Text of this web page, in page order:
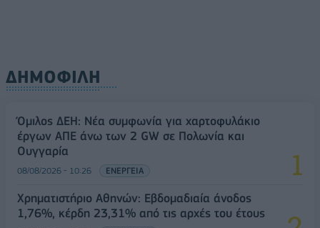
ΔΗΜΟΦΙΛΗ
Όμιλος ΔΕΗ: Νέα συμφωνία για χαρτοφυλάκιο
έργων ΑΠΕ άνω των 2 GW σε Πολωνία και
Ουγγαρία
08/08/2026 - 10:26 ΕΝΕΡΓΕΙΑ
Χρηματιστήριο Αθηνών: Εβδομαδιαία άνοδος
1,76%, κέρδη 23,31% από τις αρχές του έτους